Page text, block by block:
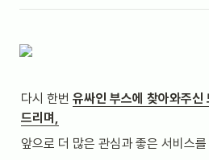
다시 한번 유싸인 부스에 찾아와주신
드리며,
앞으로 더 많은 관심과 좋은 서비스